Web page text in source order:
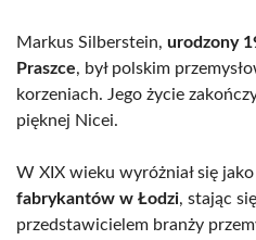
Markus Silberstein, urodzony
Praszce, był polskim
korzeniach. Jego życie
pięknej Nicei.
W XIX wieku wyróżniał się
fabrykantów w Łodzi, stając
przedstawicielem branży